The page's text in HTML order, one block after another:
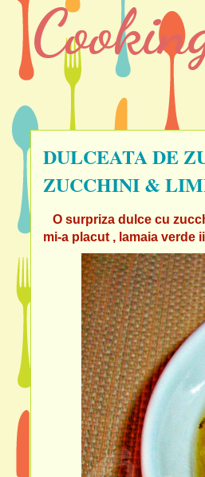
DULCEATA DE
ZUCCHINI &
O surpriza dulce cu
mi-a placut , lamaia verde